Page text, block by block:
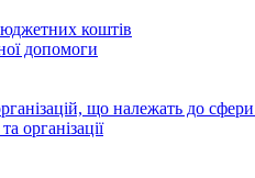
коштів
допомоги
що належать до
організації